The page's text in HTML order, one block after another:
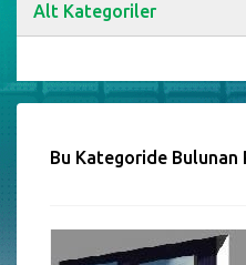
Alt Kategoriler
Bu Kategoride Bulunan